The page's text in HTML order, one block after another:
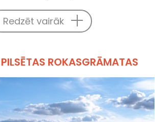
Redzēt vairāk
ROKASGRĀMATAS